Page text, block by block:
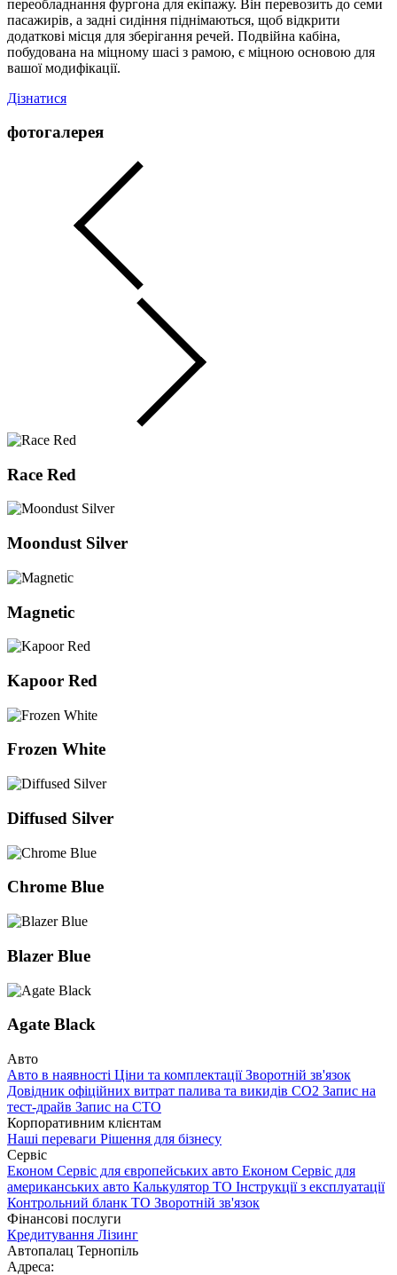
переобладнання фургона для екіпажу. Він перевозить до семи
пасажирів, а задні сидіння піднімаються, щоб відкрити
додаткові місця для зберігання речей. Подвійна кабіна,
побудована на міцному шасі з рамою, є міцною основою для
вашої модифікації.
Дізнатися
фотогалерея
Race Red
Moondust Silver
Magnetic
Kapoor Red
Frozen White
Diffused Silver
Chrome Blue
Blazer Blue
Agate Black
Авто
Авто в наявності Ціни та комплектаціїЗворотній зв'язок
Довідник офіційних витрат палива та викидів СО2 Запис на
тест-драйв Запис на СТО
Корпоративним клієнтам
Наші переваги Рішення для бізнесу
Сервіс
Економ Сервіс для європейських авто Економ Сервіс для
американських авто Калькулятор ТО Інструкції з експлуатації
Контрольний бланк ТО Зворотній зв'язок
Фінансові послуги
Кредитування Лізинг
Автопалац Тернопіль
Адреса: